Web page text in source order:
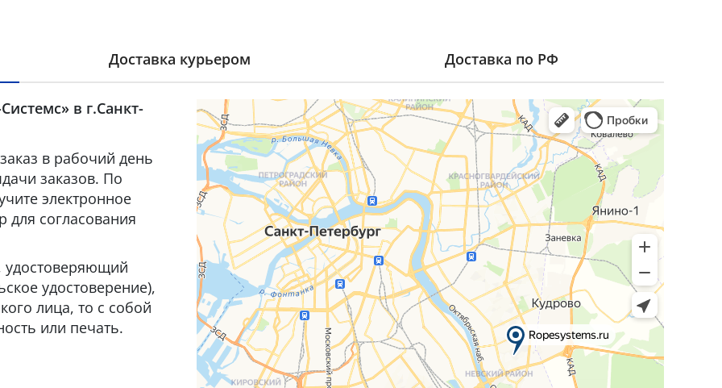
Доставка курьером Доставка по РФ
в г.Санкт-
в рабочий день
заказов. По
электронное
согласования
удостоверяющий
удостоверение),
лица, то с собой
или печать.